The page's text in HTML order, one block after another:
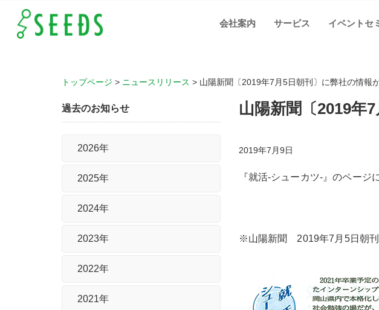
〔2019
年7月5
会社案内 サービス イベントセ
トップページ > ニュースリリース > 山陽新聞〔2019年7月5日朝刊〕に弊社の情報
山陽新聞〔2019年
2019年7月9日
『就活-シューカツ-』のページ
※山陽新聞 2019年7月5日朝刊
過去のお知らせ
2026年
2025年
2024年
2023年
2022年
2021年